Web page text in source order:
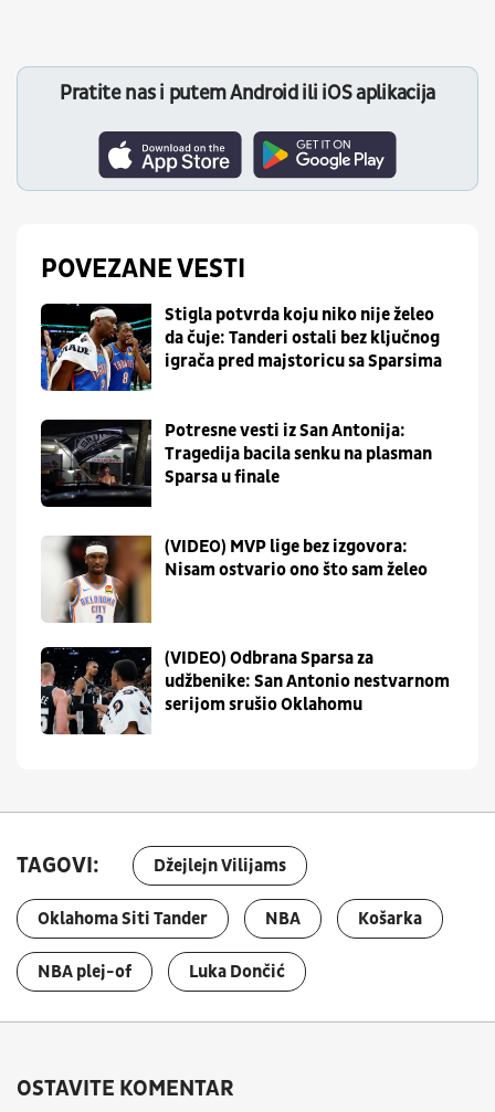
Pratite nas i putem Android ili iOS aplikacija
POVEZANE VESTI
Stigla potvrda koju niko nije želeo
da čuje: Tanderi ostali bez ključnog
igrača pred majstoricu sa Sparsima
Potresne vesti iz San Antonija:
Tragedija bacila senku na plasman
Sparsa u finale
(VIDEO) MVP lige bez izgovora:
Nisam ostvario ono što sam želeo
(VIDEO) Odbrana Sparsa za
udžbenike: San Antonio nestvarnom
serijom srušio Oklahomu
TAGOVI: Džejlejn Vilijams
Oklahoma Siti Tander NBA Košarka
NBA plej-of Luka Dončić
OSTAVITE KOMENTAR